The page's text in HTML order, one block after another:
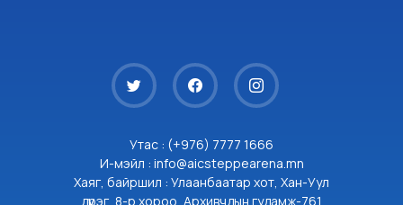
Утас : (+976) 7777 1666
И-мэйл : info@aicsteppearena.mn
Хаяг, байршил : Улаанбаатар хот, Хан-Уул
дүүрэг, 8-р хороо, Архивчдын гудамж-761